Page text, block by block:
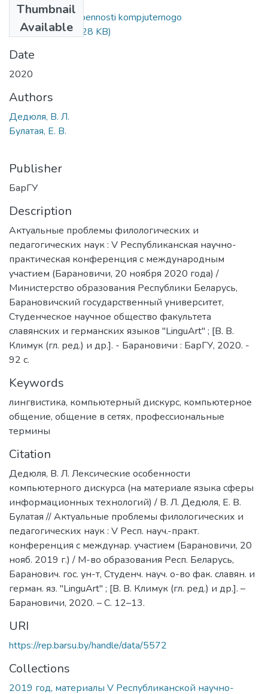
Thumbnail
Available
Leksicheskie osobennosti kompjuternogo
diskursa.pdf(294.28 KB)
Date
2020
Authors
Дедюля, В. Л.
Булатая, Е. В.
Publisher
БарГУ
Description
Актуальные проблемы филологических и
педагогических наук : V Республиканская научно-
практическая конференция с международным
участием (Барановичи, 20 ноября 2020 года) /
Министерство образования Республики Беларусь,
Барановичский государственный университет,
Студенческое научное общество факультета
славянских и германских языков "LinguArt" ; [В. В.
Климук (гл. ред.) и др.]. - Барановичи : БарГУ, 2020. -
92 с.
Keywords
лингвистика, компьютерный дискурс, компьютерное
общение, общение в сетях, профессиональные
термины
Citation
Дедюля, В. Л. Лексические особенности
компьютерного дискурса (на материале языка сферы
информационных технологий) / В. Л. Дедюля, Е. В.
Булатая // Актуальные проблемы филологических и
педагогических наук : V Респ. науч.-практ.
конференция с междунар. участием (Барановичи, 20
нояб. 2019 г.) / М-во образования Респ. Беларусь,
Баранович. гос. ун-т, Студенч. науч. о-во фак. славян. и
герман. яз. "LinguArt" ; [В. В. Климук (гл. ред.) и др.]. –
Барановичи, 2020. – С. 12–13.
URI
https://rep.barsu.by/handle/data/5572
Collections
2019 год, материалы V Республиканской научно-